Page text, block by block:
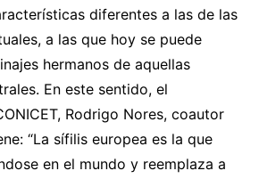
diferentes a las de las
a las que hoy se puede
hermanos de aquellas
En este sentido, el
Rodrigo Nores, coautor
“La sífilis europea es la que
en el mundo y reemplaza a